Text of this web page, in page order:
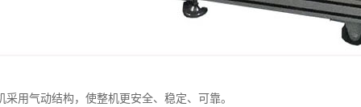
采用气动结构，使整机更安全、稳定、可靠。